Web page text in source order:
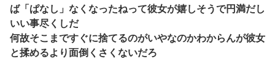
ば「ぱなし」なくなったねって彼女が嬉しそうで円満だし
いい事尽くしだ
何故そこまですぐに捨てるのがいやなのかわからんが彼女
と揉めるより面倒くさくないだろ